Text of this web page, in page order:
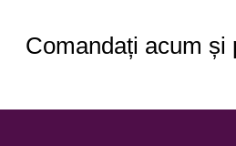
Comandați acum și